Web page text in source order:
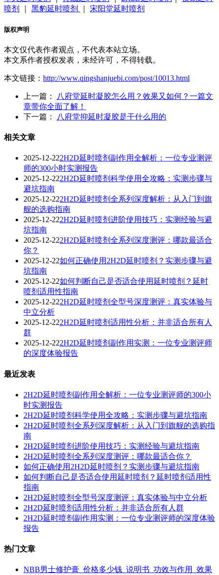
喷剂
黑豹延时喷剂 宋阳堂延时喷剂
版权声明
本文仅代表作者观点，不代表本站立场。
本文系作者授权发表，未经许可，不得转载。
本文链接： http://www.qingshanjuebi.com/post/10013.html
上一篇：
八府堂延时凝胶怎么用？效果又如何？一篇文
章带你全面了解！
下一篇：
八府堂抑延时凝胶是干什么用的
相关文章
2025-12-222H2D延时喷剂副作用全解析：一位专业测评
师的300小时实测报告
2025-12-222H2D延时喷剂科学使用全攻略：实测步骤与
避坑指南
2025-12-222H2D延时喷剂全系列深度解析：从入门到旗
舰的选购指南
2025-12-222H2D延时喷剂进阶使用技巧：实测经验与避
坑指南
2025-12-222H2D延时喷剂全系列深度测评：哪款最适合
你？
2025-12-22如何正确使用2H2D延时喷剂？实测步骤与避
坑指南
2025-12-22如何判断自己是否适合使用延时喷剂？延时
喷剂适用性指南
2025-12-222H2D延时喷剂全型号深度测评：真实体验与
中立分析
2025-12-222H2D延时喷剂适用性分析：并非适合所有人
群
2025-12-222H2D延时喷剂副作用实测：一位专业测评师
的深度体验报告
最近发表
2H2D延时喷剂副作用全解析：一位专业测评师的300小
时实测报告
2H2D延时喷剂科学使用全攻略：实测步骤与避坑指南
2H2D延时喷剂全系列深度解析：从入门到旗舰的选购指
南
2H2D延时喷剂进阶使用技巧：实测经验与避坑指南
2H2D延时喷剂全系列深度测评：哪款最适合你？
如何正确使用2H2D延时喷剂？实测步骤与避坑指南
如何判断自己是否适合使用延时喷剂？延时喷剂适用性
指南
2H2D延时喷剂全型号深度测评：真实体验与中立分析
2H2D延时喷剂适用性分析：并非适合所有人群
2H2D延时喷剂副作用实测：一位专业测评师的深度体验
报告
热门文章
NBB男士修护膏_价格多少钱_说明书_功效与作用_效果